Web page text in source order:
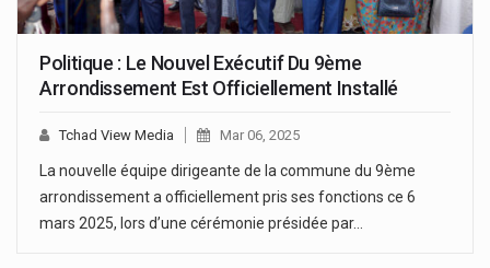
Politique : Le Nouvel Exécutif Du 9ème
Arrondissement Est Officiellement Installé
Tchad View Media Mar 06, 2025
La nouvelle équipe dirigeante de la commune du 9ème
arrondissement a officiellement pris ses fonctions ce 6
mars 2025, lors d’une cérémonie présidée par…